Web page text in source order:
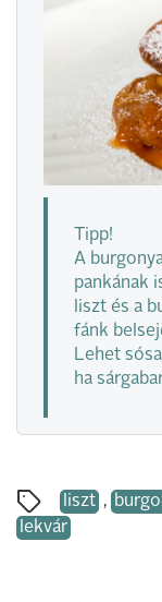
Tipp!
A
pankának
liszt és a
fánk
Lehet
ha
liszt ,
lekvár